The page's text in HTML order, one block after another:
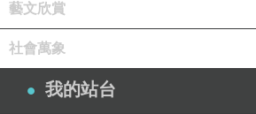
藝文欣賞
社會萬象
我的站台